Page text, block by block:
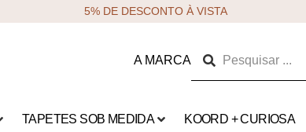
5% DE DESCONTO À VISTA
A MARCA
TAPETES SOB MEDIDA KOORD + CURIOSA